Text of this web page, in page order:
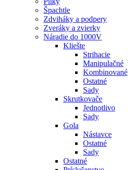
Špachtle
Zdviháky a podpery
Zveráky a zvierky
Náradie do 1000V
Kliešte
Strihacie
Manipulačné
Kombinované
Ostatné
Sady
Skrutkovače
Jednotlivo
Sady
Gola
Nástavce
Ostatné
Sady
Ostatné